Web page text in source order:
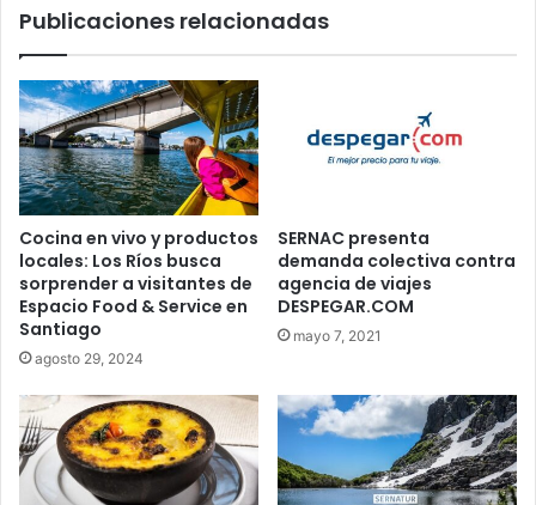
Publicaciones relacionadas
Cocina en vivo y productos
locales: Los Ríos busca
sorprender a visitantes de
Espacio Food & Service en
Santiago
agosto 29, 2024
SERNAC presenta
demanda colectiva contra
agencia de viajes
DESPEGAR.COM
mayo 7, 2021